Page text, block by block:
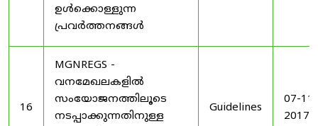
ഉൾക്കൊള്ളുന്ന
പ്രവർത്തനങ്ങൾ
16
MGNREGS -
വനമേഖലകളിൽ
സംയോജനത്തിലൂടെ
നടപ്പാക്കുന്നതിനുള്ള
Guidelines
07-11-
2017